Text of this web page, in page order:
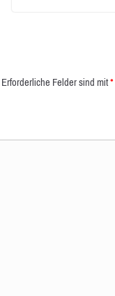
Erforderliche Felder sind mit*